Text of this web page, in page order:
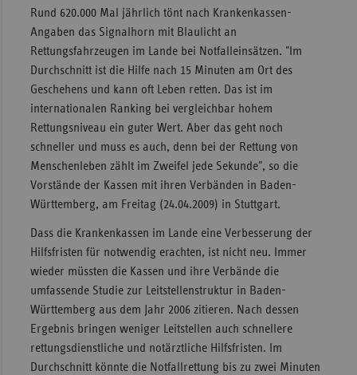
Rund 620.000 Mal jährlich tönt nach Krankenkassen-
Angaben das Signalhorn mit Blaulicht an
Rettungsfahrzeugen im Lande bei Notfalleinsätzen. "Im
Durchschnitt ist die Hilfe nach 15 Minuten am Ort des
Geschehens und kann oft Leben retten. Das ist im
internationalen Ranking bei vergleichbar hohem
Rettungsniveau ein guter Wert. Aber das geht noch
schneller und muss es auch, denn bei der Rettung von
Menschenleben zählt im Zweifel jede Sekunde", so die
Vorstände der Kassen mit ihren Verbänden in Baden-
Württemberg, am Freitag (24.04.2009) in Stuttgart.
Dass die Krankenkassen im Lande eine Verbesserung der
Hilfsfristen für notwendig erachten, ist nicht neu. Immer
wieder müssten die Kassen und ihre Verbände die
umfassende Studie zur Leitstellenstruktur in Baden-
Württemberg aus dem Jahr 2006 zitieren. Nach dessen
Ergebnis bringen weniger Leitstellen auch schnellere
rettungsdienstliche und notärztliche Hilfsfristen. Im
Durchschnitt könnte die Notfallrettung bis zu zwei Minuten